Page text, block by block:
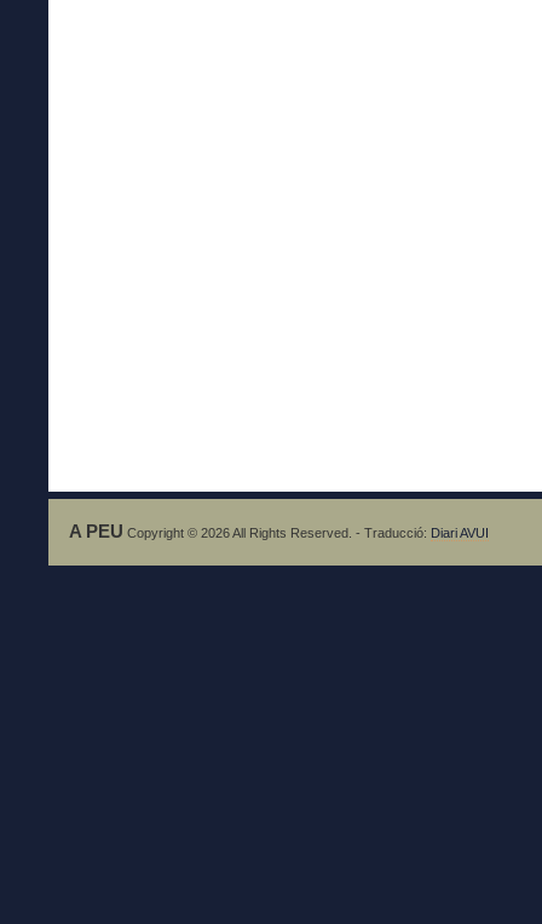
A PEU Copyright © 2026 All Rights Reserved. - Traducció: Diari AVUI